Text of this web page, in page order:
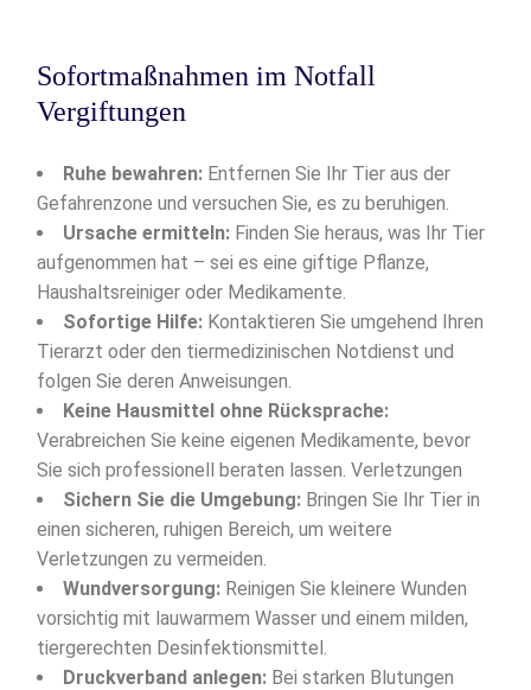
Sofortmaßnahmen im Notfall
Vergiftungen
Ruhe bewahren: Entfernen Sie Ihr Tier aus der
Gefahrenzone und versuchen Sie, es zu beruhigen.
Ursache ermitteln: Finden Sie heraus, was Ihr Tier
aufgenommen hat – sei es eine giftige Pflanze,
Haushaltsreiniger oder Medikamente.
Sofortige Hilfe: Kontaktieren Sie umgehend Ihren
Tierarzt oder den tiermedizinischen Notdienst und
folgen Sie deren Anweisungen.
Keine Hausmittel ohne Rücksprache:
Verabreichen Sie keine eigenen Medikamente, bevor
Sie sich professionell beraten lassen. Verletzungen
Sichern Sie die Umgebung: Bringen Sie Ihr Tier in
einen sicheren, ruhigen Bereich, um weitere
Verletzungen zu vermeiden.
Wundversorgung: Reinigen Sie kleinere Wunden
vorsichtig mit lauwarmem Wasser und einem milden,
tiergerechten Desinfektionsmittel.
Druckverband anlegen: Bei starken Blutungen